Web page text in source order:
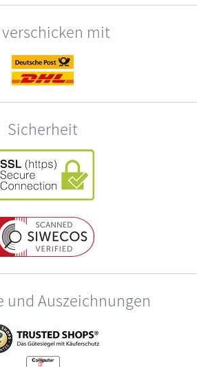
mit
Sicherheit
und Auszeichnungen